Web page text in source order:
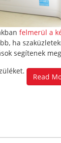
felmerül a
ha
segítenek
Read